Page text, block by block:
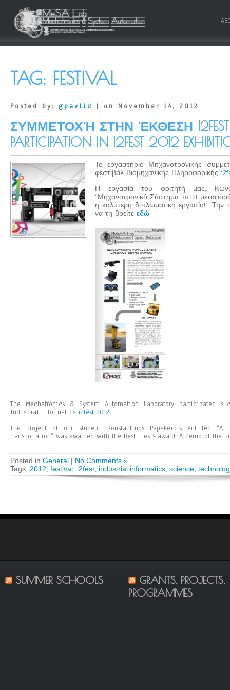
TAG: FESTIVAL
Posted by: gpavlid | on November 14, 2012
ΣΥΜΜΕΤΟΧΉ ΣΤΗΝ ΈΚΘΕΣΗ
PARTICIPATION IN I2FEST 2012
Το εργαστήριο Μηχανοτρονικής
φεστιβάλ Βιομηχανικής Πληροφορικής
Η εργασία του φοιτητή μας,
“Μηχανοτρονικό Σύστημα Robot
η καλύτερη διπλωματική εργασία! Την
να τη βρείτε εδώ.
The Mechatronics & System Automation Laboratory participated
Industrial Informatics i2fest 2012!
The project of our student, Konstantinos Papakeipis entitled
transportation” was awarded with the best thesis award! A demo of the
Posted in General | No Comments »
Tags: 2012 festival i2fest industrial informatics science
SUMMER SCHOOLS
GRANTS, PROJECTS,
PROGRAMMES